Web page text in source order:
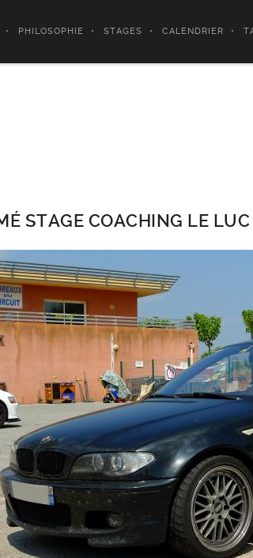
PHILOSOPHIE STAGES CALENDRIER
STAGE COACHING LE